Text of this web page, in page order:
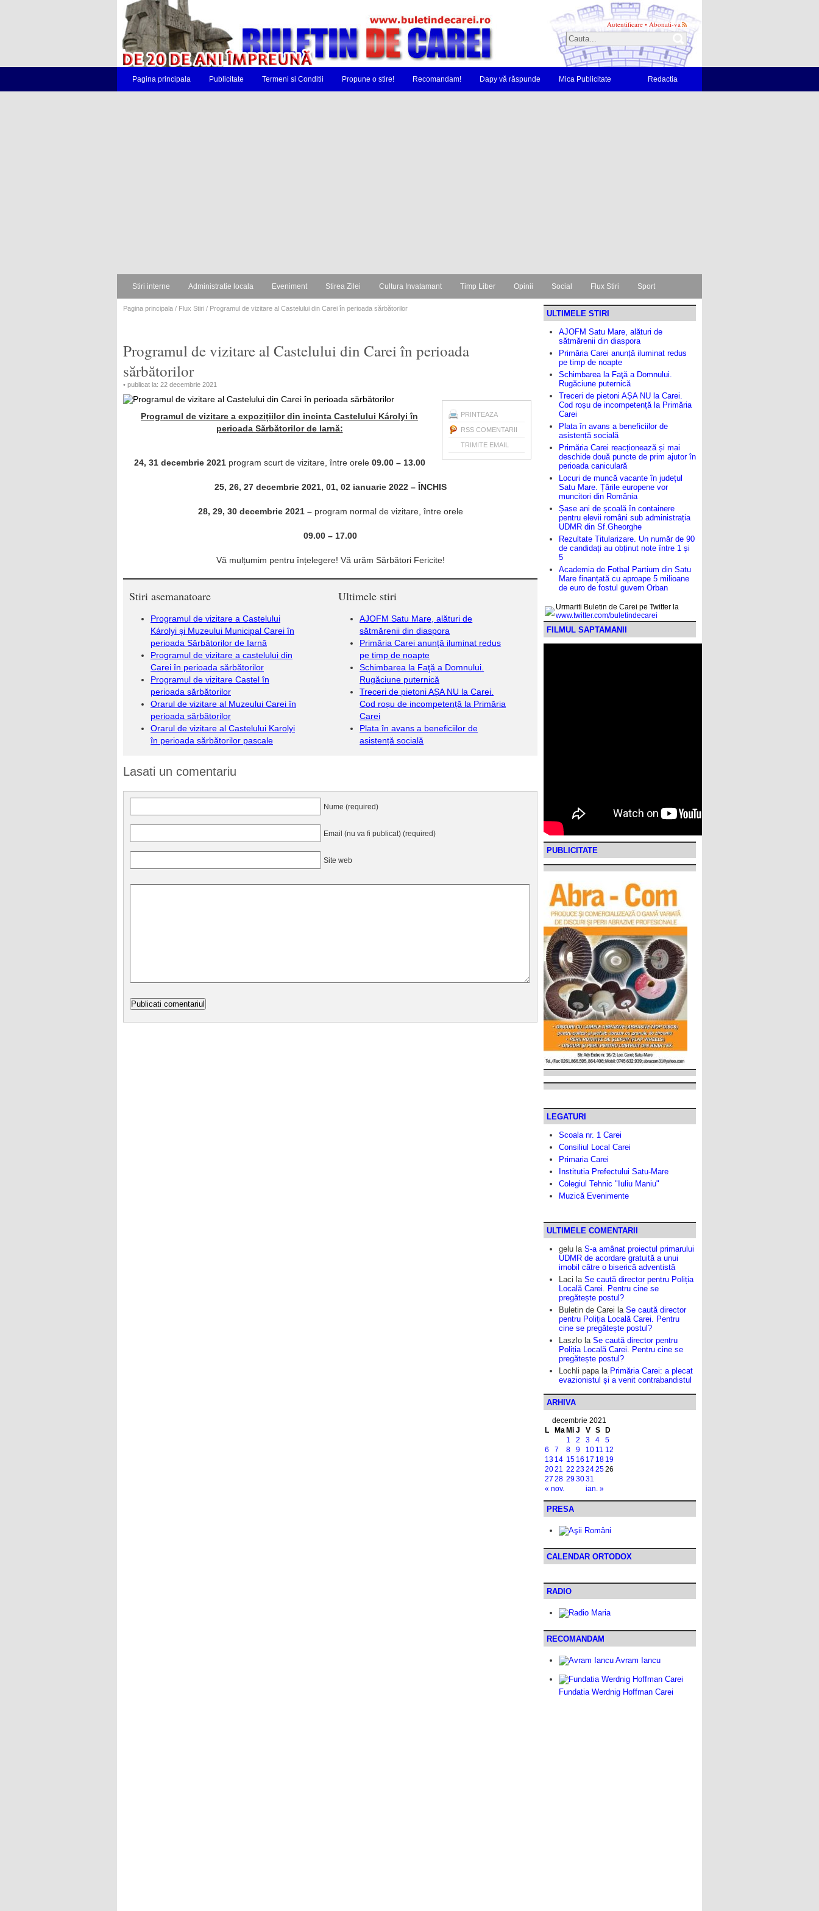
Autentificare • Abonati-va
Pagina principala Publicitate Termeni si Conditii Propune o stire! Recomandam! Dapy vă răspunde Mica Publicitate Redactia
Stiri interne Administratie locala Eveniment Stirea Zilei Cultura Invatamant Timp Liber Opinii Social Flux Stiri Sport
Pagina principala / Flux Stiri / Programul de vizitare al Castelului din Carei în perioada sărbătorilor
Programul de vizitare al Castelului din Carei în perioada
sărbătorilor
• publicat la: 22 decembrie 2021
PRINTEAZA
RSS COMENTARII
TRIMITE EMAIL
Programul de vizitare a expozițiilor din incinta Castelului Károlyi în
perioada Sărbătorilor de Iarnă:
24, 31 decembrie 2021 program scurt de vizitare, între orele09.00 – 13.00
25, 26, 27 decembrie 2021, 01, 02 ianuarie 2022 – ÎNCHIS
28, 29, 30 decembrie 2021 – program normal de vizitare, între orele
09.00 – 17.00
Vă mulțumim pentru înțelegere! Vă urăm Sărbători Fericite!
Stiri asemanatoare
Programul de vizitare a Castelului
Károlyi și Muzeului Municipal Carei în
perioada Sărbătorilor de Iarnă
Programul de vizitare a castelului din
Carei în perioada sărbătorilor
Programul de vizitare Castel în
perioada sărbătorilor
Orarul de vizitare al Muzeului Carei în
perioada sărbătorilor
Orarul de vizitare al Castelului Karolyi
în perioada sărbătorilor pascale
Ultimele stiri
AJOFM Satu Mare, alături de
sătmărenii din diaspora
Primăria Carei anunță iluminat redus
pe timp de noapte
Schimbarea la Faţă a Domnului.
Rugăciune puternică
Treceri de pietoni AȘA NU la Carei.
Cod roșu de incompetență la Primăria
Carei
Plata în avans a beneficiilor de
asistență socială
Lasati un comentariu
Nume (required)
Email (nu va fi publicat) (required)
Site web
ULTIMELE STIRI
AJOFM Satu Mare, alături de
sătmărenii din diaspora
Primăria Carei anunță iluminat redus
pe timp de noapte
Schimbarea la Faţă a Domnului.
Rugăciune puternică
Treceri de pietoni AȘA NU la Carei.
Cod roșu de incompetență la Primăria
Carei
Plata în avans a beneficiilor de
asistență socială
Primăria Carei reacționează și mai
deschide două puncte de prim ajutor în
perioada caniculară
Locuri de muncă vacante în județul
Satu Mare. Țările europene vor
muncitori din România
Șase ani de școală în containere
pentru elevii români sub administrația
UDMR din Sf.Gheorghe
Rezultate Titularizare. Un număr de 90
de candidați au obținut note între 1 și
5
Academia de Fotbal Partium din Satu
Mare finanțată cu aproape 5 milioane
de euro de fostul guvern Orban
Urmariti Buletin de Carei pe Twitter la
www.twitter.com/buletindecarei
FILMUL SAPTAMANII
PUBLICITATE
LEGATURI
Scoala nr. 1 Carei
Consiliul Local Carei
Primaria Carei
Institutia Prefectului Satu-Mare
Colegiul Tehnic "Iuliu Maniu"
Muzică Evenimente
ULTIMELE COMENTARII
gelu la S-a amânat proiectul primarului
UDMR de acordare gratuită a unui
imobil către o biserică adventistă
Laci la Se caută director pentru Poliția
Locală Carei. Pentru cine se
pregătește postul?
Buletin de Carei la Se caută director
pentru Poliția Locală Carei. Pentru
cine se pregătește postul?
Laszlo la Se caută director pentru
Poliția Locală Carei. Pentru cine se
pregătește postul?
Lochli papala Primăria Carei: a plecat
evazionistul și a venit contrabandistul
ARHIVA
decembrie 2021
L
Ma Mi J V S D
« nov. ian. »
1 2 3 4
5
6
7 8 9 10 11 12
13 14 15 16 17 18 19
2021 22 23242526
27 28 293031
PRESA
CALENDAR ORTODOX
RADIO
RECOMANDAM
Avram Iancu
Fundatia Werdnig Hoffman Carei